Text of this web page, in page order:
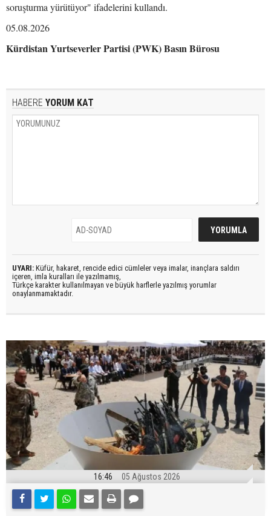
soruşturma yürütüyor" ifadelerini kullandı.
05.08.2026
Kürdistan Yurtseverler Partisi (PWK) Basın Bürosu
HABERE YORUM KAT
UYARI: Küfür, hakaret, rencide edici cümleler veya imalar, inançlara saldırı
içeren, imla kuralları ile yazılmamış,
Türkçe karakter kullanılmayan ve büyük harflerle yazılmış yorumlar
onaylanmamaktadır.
16:46 05 Ağustos 2026